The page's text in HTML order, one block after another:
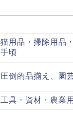
猫用品・掃除用品
手頃
圧倒的品揃え、園
工具・資材・農業